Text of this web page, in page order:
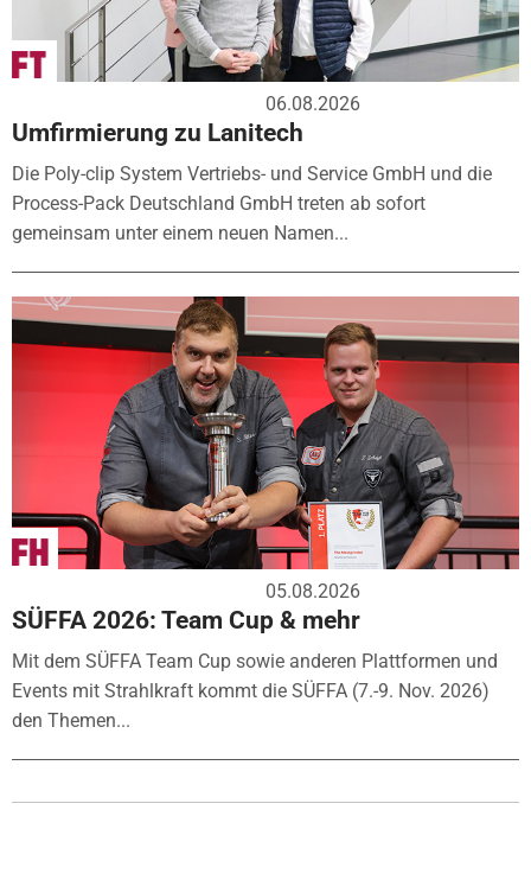
06.08.2026
Umfirmierung zu Lanitech
Die Poly-clip System Vertriebs- und Service GmbH und die
Process-Pack Deutschland GmbH treten ab sofort
gemeinsam unter einem neuen Namen...
05.08.2026
SÜFFA 2026: Team Cup & mehr
Mit dem SÜFFA Team Cup sowie anderen Plattformen und
Events mit Strahlkraft kommt die SÜFFA (7.-9. Nov. 2026)
den Themen...